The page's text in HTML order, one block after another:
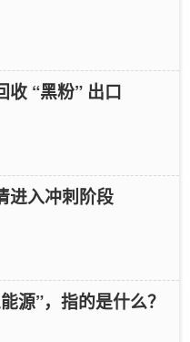
收 “黑粉” 出口
进入冲刺阶段
源”，指的是什么？